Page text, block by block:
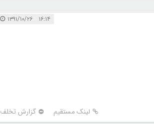
۱۶:۱۴ ۱۳۹۱/۱۰/۲۶
لینک مستقیم گزارش تخلف